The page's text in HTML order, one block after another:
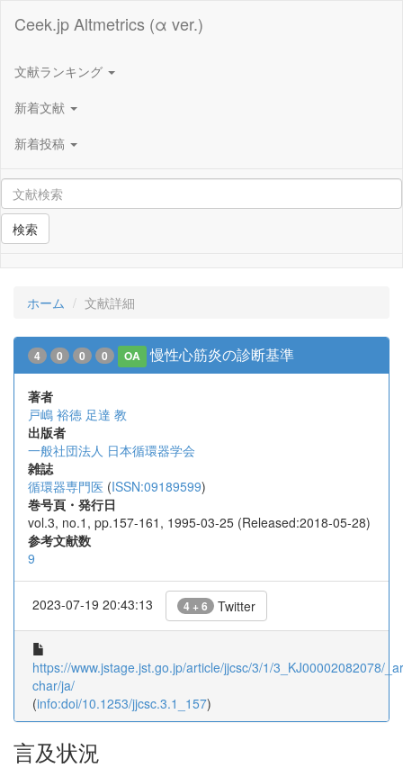
Ceek.jp Altmetrics (α ver.)
文献ランキング
新着文献
新着投稿
検索
ホーム 文献詳細
4 0 0 0 OA 慢性心筋炎の診断基準
著者
戸嶋 裕徳 足達 教
出版者
一般社団法人 日本循環器学会
雑誌
循環器専門医 (ISSN:09189599)
巻号頁・発行日
vol.3, no.1, pp.157-161, 1995-03-25 (Released:2018-05-28)
参考文献数
9
2023-07-19 20:43:13 4 + 6 Twitter
https://www.jstage.jst.go.jp/article/jjcsc/3/1/3_KJ00002082078/
char/ja/
(info:doi/10.1253/jjcsc.3.1_157)
言及状況